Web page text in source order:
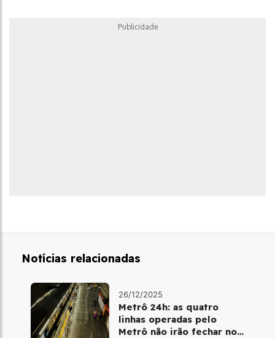
Publicidade
Notícias relacionadas
26/12/2025
Metrô 24h: as quatro
linhas operadas pelo
Metrô não irão fechar no